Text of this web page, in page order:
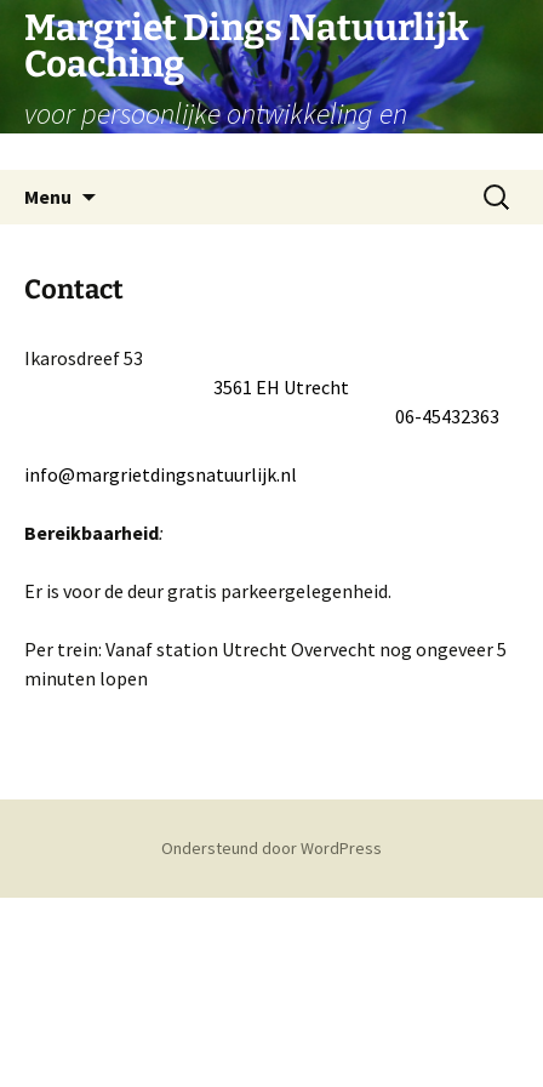
naarMargriet Dings Natuurlijk
Coaching
voor persoonlijke ontwikkeling en
Menu
Zoeken
naar:
Contact
Ikarosdreef 53
3561 EH Utrecht
06-45432363
info@margrietdingsnatuurlijk.nl
Bereikbaarheid:
Er is voor de deur gratis parkeergelegenheid.
Per trein: Vanaf station Utrecht Overvecht nog ongeveer 5
minuten lopen
Ondersteund door WordPress